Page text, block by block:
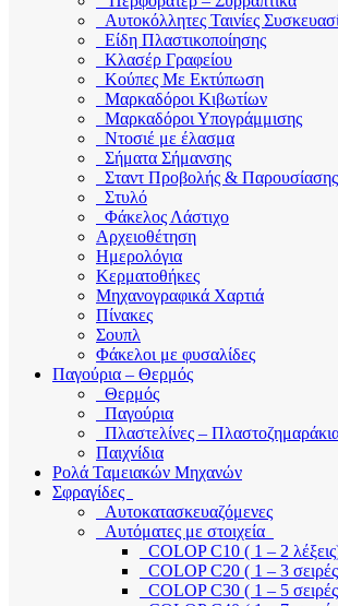
Αυτοκόλλητες Ταινίες
Είδη Πλαστικοποίησης
Κλασέρ Γραφείου
Κούπες Με Εκτύπωση
Μαρκαδόροι Κιβωτίων
Μαρκαδόροι Υπογράμμισης
Ντοσιέ με έλασμα
Σήματα Σήμανσης
Σταντ Προβολής & Παρουσίασης
Στυλό
Φάκελος Λάστιχο
Αρχειοθέτηση
Ημερολόγια
Κερματοθήκες
Μηχανογραφικά Χαρτιά
Πίνακες
Σουπλ
Φάκελοι με φυσαλίδες
Παγούρια – Θερμός
Θερμός
Παγούρια
Πλαστελίνες –
Παιχνίδια
Ρολά Ταμειακών Μηχανών
Σφραγίδες
Αυτοκατασκευαζόμενες
Αυτόματες με στοιχεία
COLOP C10 ( 1 – 2
COLOP C20 ( 1 – 3
COLOP C30 ( 1 – 5